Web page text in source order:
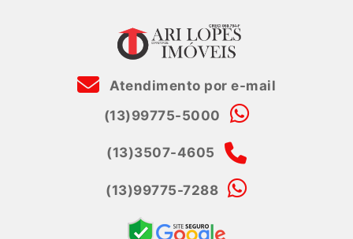
Atendimento por e-mail
(13)99775-5000
(13)3507-4605
(13)99775-7288